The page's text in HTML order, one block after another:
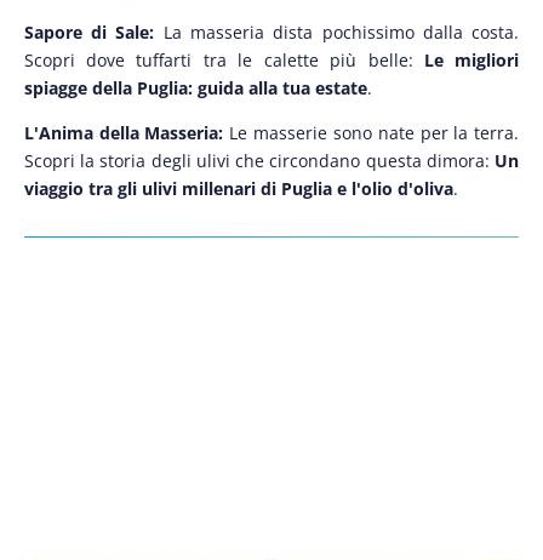
Sapore di Sale: La masseria dista pochissimo dalla costa.
Scopri dove tuffarti tra le calette più belle: Le migliori
spiagge della Puglia: guida alla tua estate.
L'Anima della Masseria: Le masserie sono nate per la terra.
Scopri la storia degli ulivi che circondano questa dimora: Un
viaggio tra gli ulivi millenari di Puglia e l'olio d'oliva.